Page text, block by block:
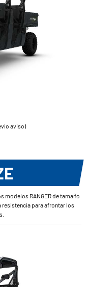
aviso)
modelos RANGER de tamaño
para afrontar los